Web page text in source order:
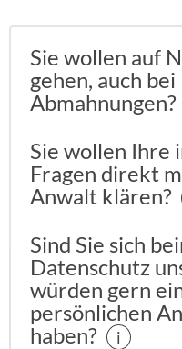
Sie wollen auf
gehen, auch bei
Abmahnungen?
Sie wollen Ihre
Fragen direkt
Anwalt klären?
Sind Sie sich
Datenschutz
würden gern
persönlichen
haben?
i